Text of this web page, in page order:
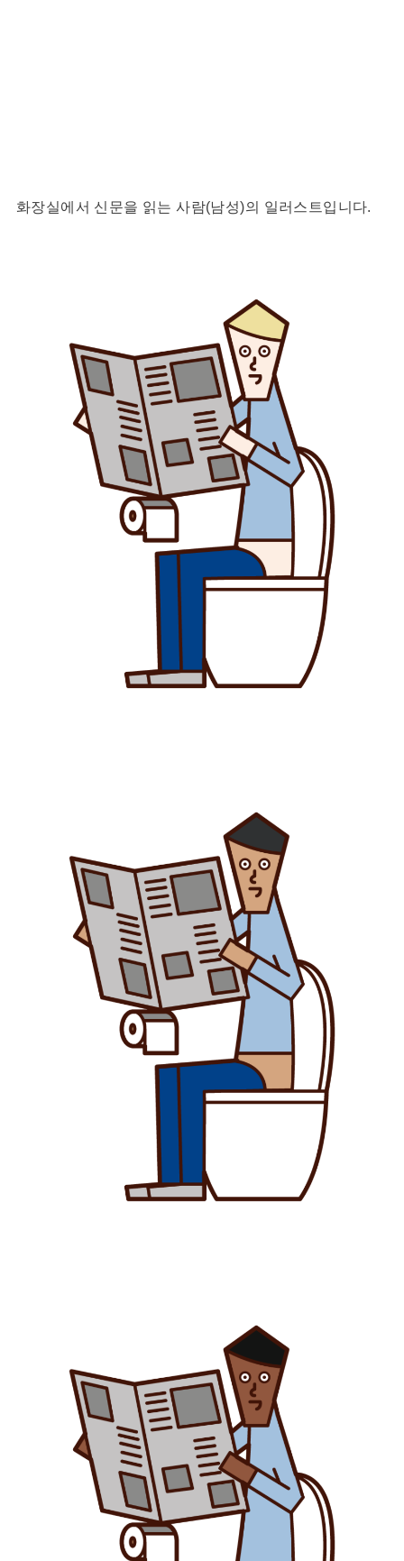
화장실에서 신문을 읽는 사람(남성)의 일러스트입니다.